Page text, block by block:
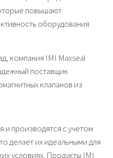
повышают
оборудования
компания IMI Maxseal
поставщик
клапанов из
и производятся с учетом
делает их идеальными для
условиях. Продукты IMI